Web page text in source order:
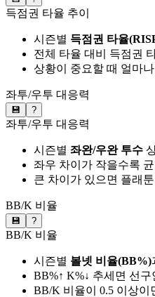
득점권 타율 추이
시즌별 득점권 타율
전체 타율 대비 득점권
상황이 중요할 때 얼마
좌투/우투 대응력
💾 ?
좌투/우투 대응력
시즌별 좌완/우완 투수
좌우 차이가 작을수록
큰 차이가 있으면 플래
BB/K 비율
💾 ?
BB/K 비율
시즌별 볼넷 비율(BB%)
BB%↑ K%↓ 추세면 선
BB/K 비율이 0.5 이상이